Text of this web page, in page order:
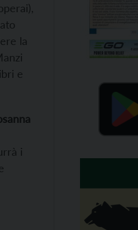
la
e
i